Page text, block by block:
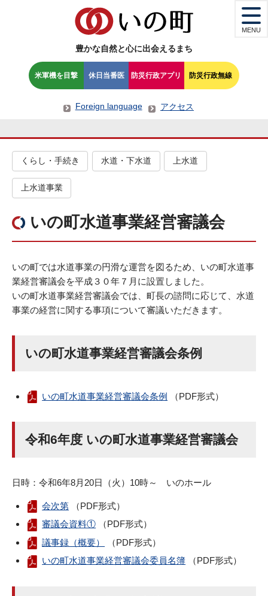
豊かな自然と心に出会えるまち
米軍機を目撃 休日当番医 防災行政アプリ 防災行政無線
Foreign language アクセス
MENU
くらし・手続き 水道・下水道 上水道
上水道事業
いの町水道事業経営審議会
いの町では水道事業の円滑な運営を図るため、いの町水道事
業経営審議会を平成３０年７月に設置しました。
いの町水道事業経営審議会では、町長の諮問に応じて、水道
事業の経営に関する事項について審議いただきます。
いの町水道事業経営審議会条例
いの町水道事業経営審議会条例 （PDF形式）
令和6年度 いの町水道事業経営審議会
日時：令和6年8月20日（火）10時～ いのホール
会次第 （PDF形式）
審議会資料① （PDF形式）
議事録（概要）
（PDF形式）
いの町水道事業経営審議会委員名簿 （PDF形式）